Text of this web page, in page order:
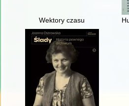
Wektory czasu